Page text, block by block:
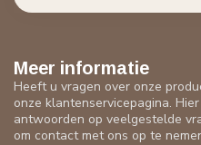
Meer informatie
Heeft u vragen over onze
onze klantenservicepagina.
antwoorden op veelgestelde
om contact met ons op te